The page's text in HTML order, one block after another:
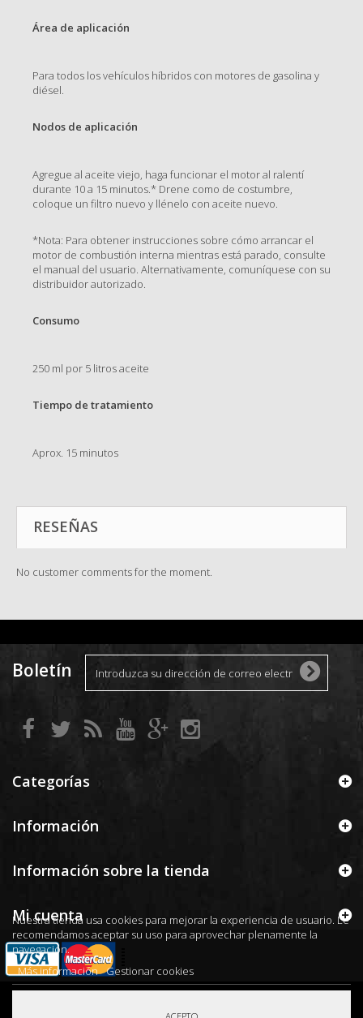
Área de aplicación
Para todos los vehículos híbridos con motores de gasolina y
diésel.
Nodos de aplicación
Agregue al aceite viejo, haga funcionar el motor al ralentí
durante 10 a 15 minutos.* Drene como de costumbre,
coloque un filtro nuevo y llénelo con aceite nuevo.
*Nota: Para obtener instrucciones sobre cómo arrancar el
motor de combustión interna mientras está parado, consulte
el manual del usuario. Alternativamente, comuníquese con su
distribuidor autorizado.
Consumo
250 ml por 5 litros aceite
Tiempo de tratamiento
Aprox. 15 minutos
RESEÑAS
No customer comments for the moment.
Boletín
Categorías
Información
Información sobre la tienda
Mi cuenta
Nuestra tienda usa cookies para mejorar la experiencia de usuario. Le
recomendamos aceptar su uso para aprovechar plenamente la
navegación.
Más información Gestionar cookies